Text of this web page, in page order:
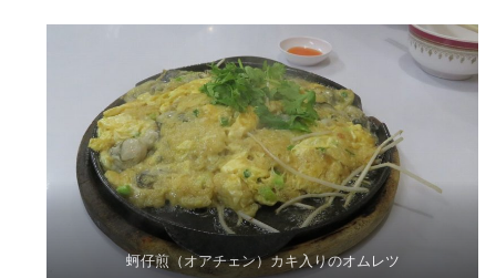
蚵仔煎（オアチェン）カキ入りのオムレツ